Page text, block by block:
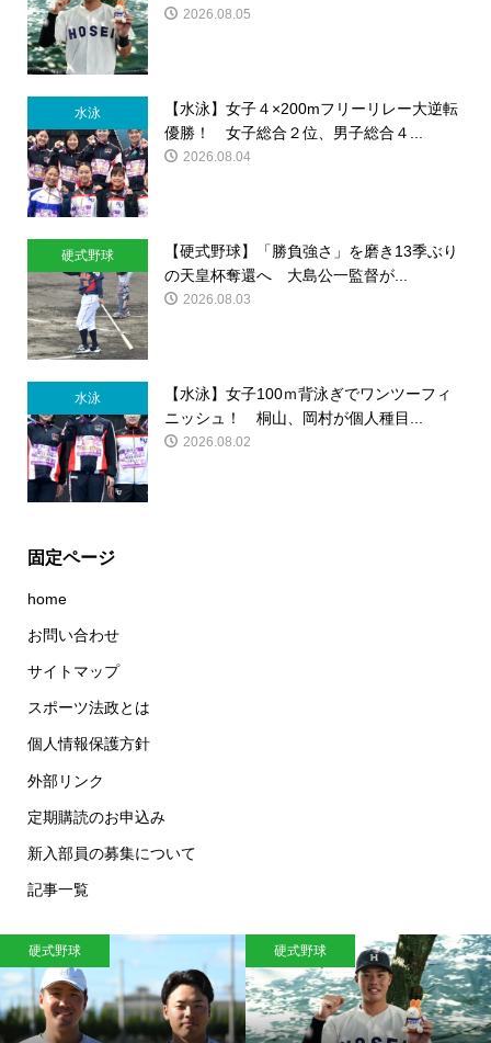
2026.08.05
水泳
【水泳】女子４×200mフリーリレー大逆転
優勝！ 女子総合２位、男子総合４...
2026.08.04
硬式野球
【硬式野球】「勝負強さ」を磨き13季ぶり
の天皇杯奪還へ 大島公一監督が...
2026.08.03
水泳
【水泳】女子100ｍ背泳ぎでワンツーフィ
ニッシュ！ 桐山、岡村が個人種目...
2026.08.02
固定ページ
home
お問い合わせ
サイトマップ
スポーツ法政とは
個人情報保護方針
外部リンク
定期購読のお申込み
新入部員の募集について
記事一覧
硬式野球 硬式野球